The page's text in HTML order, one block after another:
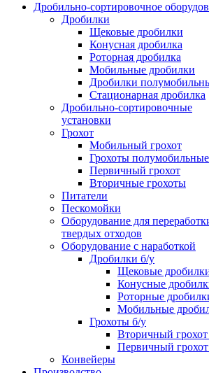
Дробильно-сортировочное
Дробилки
Щековые дробилки
Конусная дробилка
Роторная дробилка
Мобильные дробилки
Дробилки
Стационарная дробилка
Дробильно-сортировочные
установки
Грохот
Мобильный грохот
Грохоты полумобильные
Первичный грохот
Вторичные грохоты
Питатели
Пескомойки
Оборудование для
твердых отходов
Оборудование с наработкой
Дробилки б/у
Щековые
Конусные
Роторные
Мобильные
Грохоты б/у
Вторичный
Первичный
Конвейеры